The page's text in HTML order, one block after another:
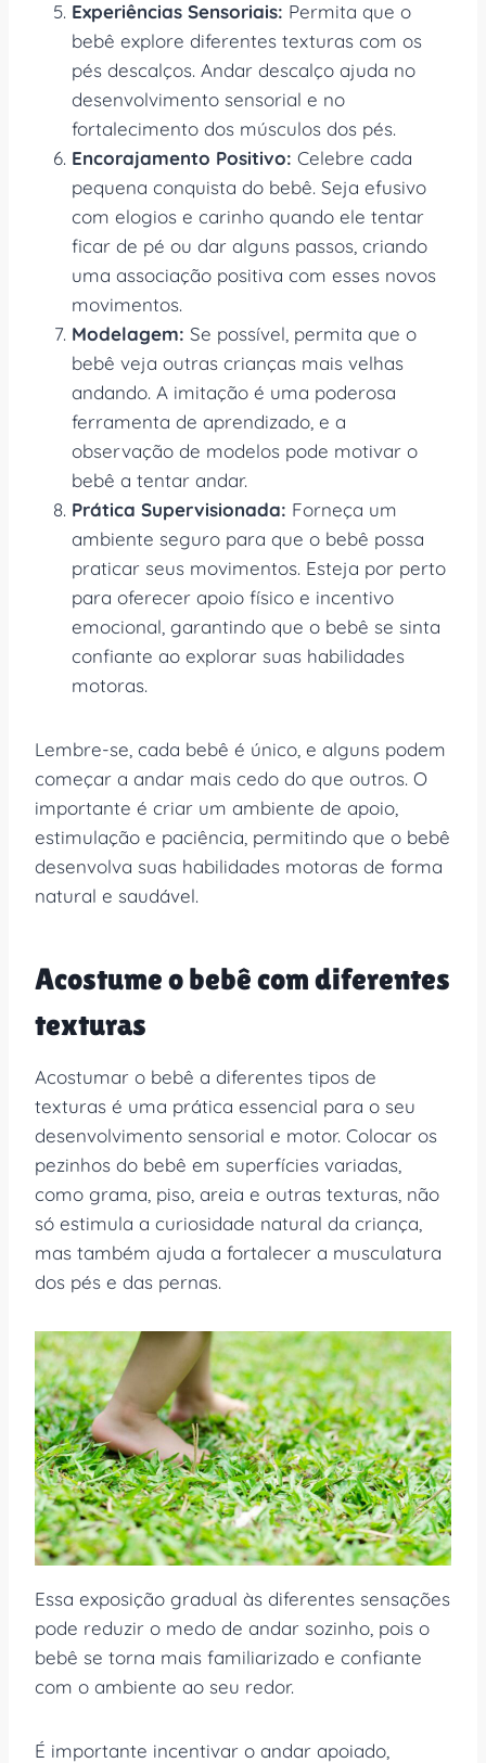
Experiências Sensoriais: Permita que o
bebê explore diferentes texturas com os
pés descalços. Andar descalço ajuda no
desenvolvimento sensorial e no
fortalecimento dos músculos dos pés.
Encorajamento Positivo: Celebre cada
pequena conquista do bebê. Seja efusivo
com elogios e carinho quando ele tentar
ficar de pé ou dar alguns passos, criando
uma associação positiva com esses novos
movimentos.
Modelagem: Se possível, permita que o
bebê veja outras crianças mais velhas
andando. A imitação é uma poderosa
ferramenta de aprendizado, e a
observação de modelos pode motivar o
bebê a tentar andar.
Prática Supervisionada: Forneça um
ambiente seguro para que o bebê possa
praticar seus movimentos. Esteja por perto
para oferecer apoio físico e incentivo
emocional, garantindo que o bebê se sinta
confiante ao explorar suas habilidades
motoras.
Lembre-se, cada bebê é único, e alguns podem
começar a andar mais cedo do que outros. O
importante é criar um ambiente de apoio,
estimulação e paciência, permitindo que o bebê
desenvolva suas habilidades motoras de forma
natural e saudável.
Acostume o bebê com diferentes
texturas
Acostumar o bebê a diferentes tipos de
texturas é uma prática essencial para o seu
desenvolvimento sensorial e motor. Colocar os
pezinhos do bebê em superfícies variadas,
como grama, piso, areia e outras texturas, não
só estimula a curiosidade natural da criança,
mas também ajuda a fortalecer a musculatura
dos pés e das pernas.
Essa exposição gradual às diferentes sensações
pode reduzir o medo de andar sozinho, pois o
bebê se torna mais familiarizado e confiante
com o ambiente ao seu redor.
É importante incentivar o andar apoiado,